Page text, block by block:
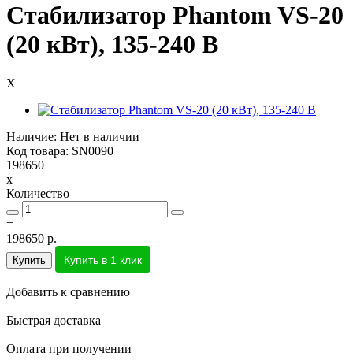
Стабилизатор Phantom VS-20
(20 кВт), 135-240 В
X
Наличие: Нет в наличии
Код товара: SN0090
198650
x
Количество
=
198650 р.
Купить Купить в 1 клик
Добавить к сравнению
Быстрая доставка
Оплата при получении